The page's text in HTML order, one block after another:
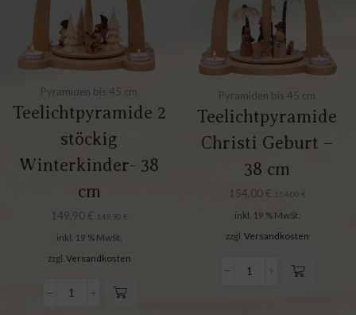
Pyramiden bis 45 cm
Teelichtpyramide 2
stöckig
Winterkinder- 38
cm
149,90 € 149,90 €
inkl. 19 % MwSt.
zzgl. Versandkosten
Pyramiden bis 45 cm
Teelichtpyramide
Christi Geburt –
38 cm
154,00 € 154,00 €
inkl. 19 % MwSt.
zzgl. Versandkosten